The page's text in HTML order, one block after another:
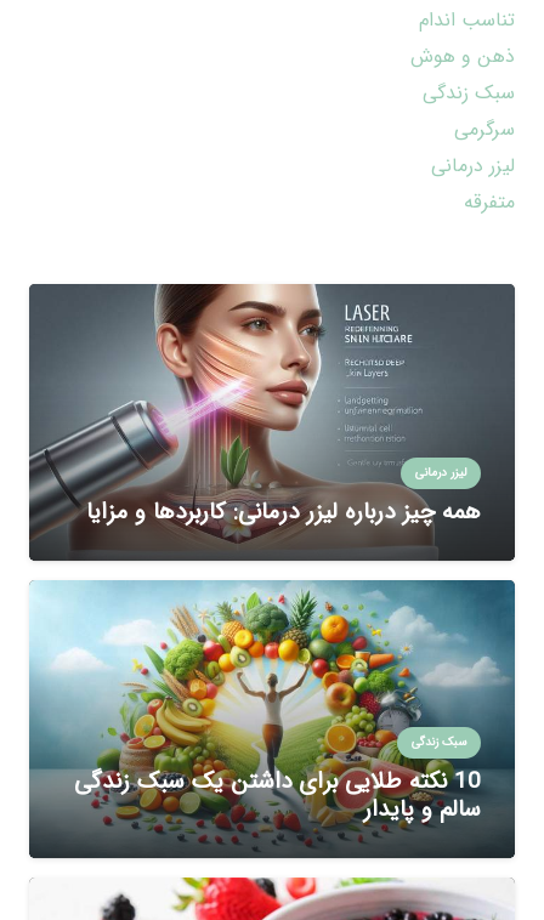
تناسب اندام
ذهن و هوش
سبک زندگی
سرگرمی
لیزر درمانی
متفرقه
لیزر درمانی
همه چیز درباره لیزر درمانی: کاربردها و مزایا
سبک زندگی
10 نکته طلایی برای داشتن یک سبک زندگی
سالم و پایدار